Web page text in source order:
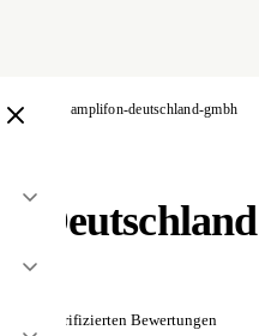
stuttgart amplifon-deutschland-gmbh
Deutschland
keine verifizierten Bewertungen